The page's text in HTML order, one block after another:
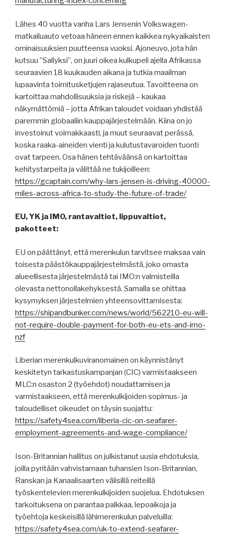
Lähes 40 vuotta vanha Lars Jensenin Volkswagen-
matkailuauto vetoaa häneen ennen kaikkea nykyaikaisten
ominaisuuksien puutteensa vuoksi. Ajoneuvo, jota hän
kutsuu ”Sallyksi”, on juuri oikea kulkupeli ajella Afrikassa
seuraavien 18 kuukauden aikana ja tutkia maailman
lupaavinta toimitusketjujen rajaseutua. Tavoitteena on
kartoittaa mahdollisuuksia ja riskejä – kaukaa
näkymättömiä – jotta Afrikan taloudet voidaan yhdistää
paremmin globaaliin kauppajärjestelmään. Kiina on jo
investoinut voimakkaasti, ja muut seuraavat perässä,
koska raaka-aineiden vienti ja kulutustavaroiden tuonti
ovat tarpeen. Osa hänen tehtäväänsä on kartoittaa
kehitystarpeita ja välittää ne tukijoilleen:
https://gcaptain.com/why-lars-jensen-is-driving-40000-
miles-across-africa-to-study-the-future-of-trade/
EU, YK ja IMO, rantavaltiot, lippuvaltiot,
pakotteet:
EU on päättänyt, että merenkulun tarvitsee maksaa vain
toisesta päästökauppajärjestelmästä, joko omasta
alueellisesta järjestelmästä tai IMO:n valmisteilla
olevasta nettonollakehyksestä. Samalla se ohittaa
kysymyksen järjestelmien yhteensovittamisesta:
https://shipandbunker.com/news/world/562210-eu-will-
not-require-double-payment-for-both-eu-ets-and-imo-
nzf
Liberian merenkulkuviranomainen on käynnistänyt
keskitetyn tarkastuskampanjan (CIC) varmistaakseen
MLC:n osaston 2 (työehdot) noudattamisen ja
varmistaakseen, että merenkulkijoiden sopimus- ja
taloudelliset oikeudet on täysin suojattu:
https://safety4sea.com/liberia-cic-on-seafarer-
employment-agreements-and-wage-compliance/
Ison-Britannian hallitus on julkistanut uusia ehdotuksia,
joilla pyritään vahvistamaan tuhansien Ison-Britannian,
Ranskan ja Kanaalisaarten välisillä reiteillä
työskentelevien merenkulkijoiden suojelua. Ehdotuksen
tarkoituksena on parantaa palkkaa, lepoaikoja ja
työehtoja keskeisillä lähimerenkulun palveluilla:
https://safety4sea.com/uk-to-extend-seafarer-